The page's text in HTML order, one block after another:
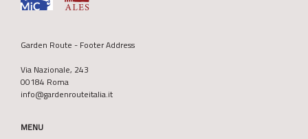
Garden Route - Footer Address
Via Nazionale, 243
00184 Roma
info@gardenrouteitalia.it
MENU